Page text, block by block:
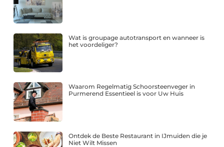
Wat is groupage autotransport en wanneer is
het voordeliger?
Waarom Regelmatig Schoorsteenveger in
Purmerend Essentieel is voor Uw Huis
Ontdek de Beste Restaurant in IJmuiden die je
Niet Wilt Missen